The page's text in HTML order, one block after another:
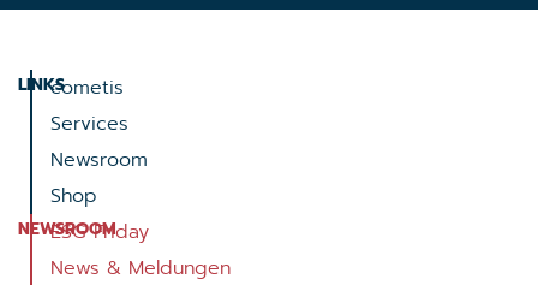
LINKScometis
Services
Newsroom
Shop
NEWSROOM
ESG Friday
News & Meldungen